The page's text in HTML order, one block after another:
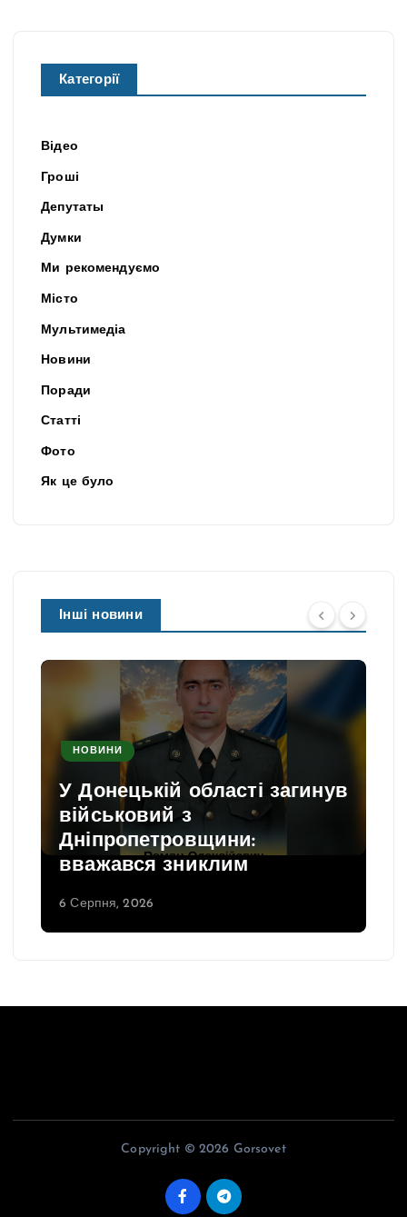
Категорії
Відео
Гроші
Депутаты
Думки
Ми рекомендуємо
Місто
Мультимедіа
Новини
Поради
Статті
Фото
Як це було
Інші новини
НОВИНИ
У Донецькій області загинув
військовий з
Дніпропетровщини:
вважався зниклим
6 Серпня, 2026
Copyright © 2026 Gorsovet